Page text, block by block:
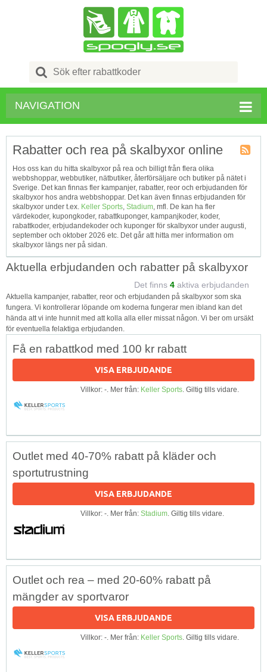
Search
for:
NAVIGATION
Tagg
RSS
Rabatter och rea på skalbyxor online
Hos oss kan du hitta skalbyxor på rea och billigt från flera olika
webbshoppar, webbutiker, nätbutiker, återförsäljare och butiker på nätet i
Sverige. Det kan finnas fler kampanjer, rabatter, reor och erbjudanden för
skalbyxor hos andra webbshoppar. Det kan även finnas erbjudanden för
skalbyxor under t.ex. Keller Sports, Stadium, mfl. De kan ha fler
värdekoder, kupongkoder, rabattkuponger, kampanjkoder, koder,
rabattkoder, erbjudandekoder och kuponger för skalbyxor under augusti,
september och oktober 2026 etc. Det går att hitta mer information om
skalbyxor längs ner på sidan.
Aktuella erbjudanden och rabatter på skalbyxor
Det finns 4 aktiva erbjudanden
Aktuella kampanjer, rabatter, reor och erbjudanden på skalbyxor som ska
fungera. Vi kontrollerar löpande om koderna fungerar men ibland kan det
hända att vi inte hunnit med att kolla alla eller missat någon. Vi ber om ursäkt
för eventuella felaktiga erbjudanden.
Få en rabattkod med 100 kr rabatt
VISA ERBJUDANDE
Villkor: -. Mer från: Keller Sports. Giltig tills vidare.
Outlet med 40-70% rabatt på kläder och
sportutrustning
VISA ERBJUDANDE
Villkor: -. Mer från: Stadium. Giltig tills vidare.
Outlet och rea – med 20-60% rabatt på
mängder av sportvaror
VISA ERBJUDANDE
Villkor: -. Mer från: Keller Sports. Giltig tills vidare.